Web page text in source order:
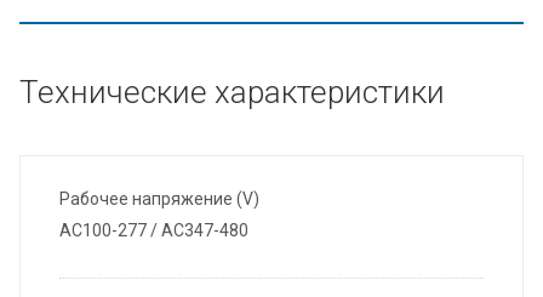
Технические характеристики
Рабочее напряжение (V)
AC100-277 / AC347-480